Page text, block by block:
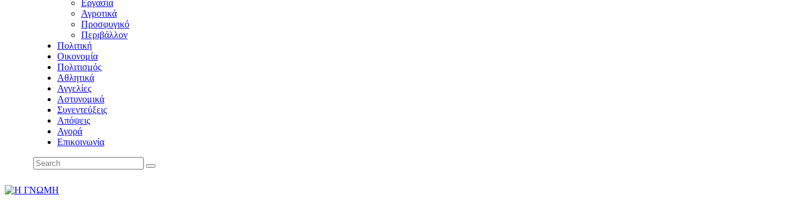
Εργασία
Αγροτικά
Προσφυγικό
Περιβάλλον
Πολιτική
Οικονομία
Πολιτισμός
Αθλητικά
Αγγελίες
Αστυνομικά
Συνεντεύξεις
Απόψεις
Αγορά
Επικοινωνία